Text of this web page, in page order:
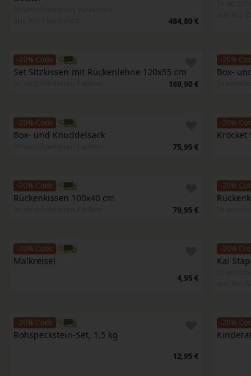
484,80 €
-20% Code
Set Sitzkissen mit Rückenlehne 120x55 cm
169,90 €
-20%
Box-
-20% Code
Box- und Knuddelsack
75,95 €
-20%
Krocket
-20% Code
Rückenkissen 100x40 cm
79,95 €
-20%
-20% Code
Malkreisel
4,95 €
-20%
Kai
-20% Code
Rohspeckstein-Set, 1,5 kg
12,95 €
-20%